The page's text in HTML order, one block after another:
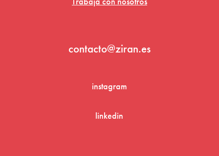
contacto@ziran.es
instagram
linkedin